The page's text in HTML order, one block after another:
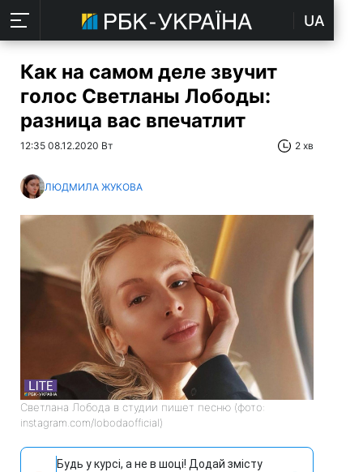
UA
Как на самом деле звучит
голос Светланы Лободы:
разница вас впечатлит
12:35 08.12.2020 Вт 2 хв
ЛЮДМИЛА ЖУКОВА
Светлана Лобода в студии пишет песню (фото:
instagram.com/lobodaofficial)
Будь у курсі, а не в шоці! Додай змісту